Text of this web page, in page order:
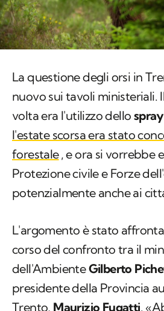
La questione degli orsi in
nuovo sui tavoli ministeriali.
volta era l'utilizzo dello
l'estate scorsa era stato
forestale, e ora si vorrebbe
Protezione civile e Forze
potenzialmente anche ai
L'argomento è stato
corso del confronto tra il
dell'AmbienteGilberto
presidente della Provincia
Trento, Maurizio Fugatti.